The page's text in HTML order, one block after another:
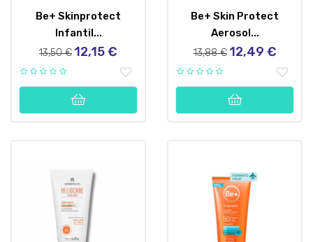
Be+ Skinprotect
Infantil...
Precio
13,50 € Precio
12,15 €
Be+ Skin Protect
Aerosol...
Precio
13,88 € Precio
12,49 €